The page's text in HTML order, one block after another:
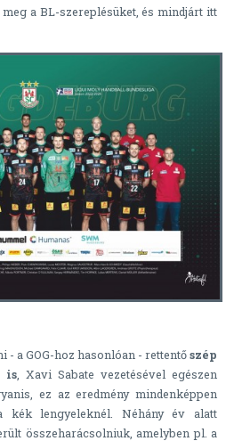
a BL-szereplésüket, és mindjárt itt
- a GOG-hoz hasonlóan - rettentőszép
is , Xavi Sabate vezetésével egészen
ez az eredmény mindenképpen
kék lengyeleknél. Néhány év alatt
összeharácsolniuk, amelyben pl. a